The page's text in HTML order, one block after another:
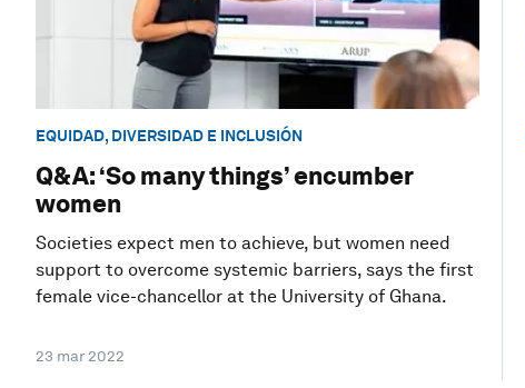
EQUIDAD, DIVERSIDAD E INCLUSIÓN
Q&A: ‘So many things’ encumber
women
Societies expect men to achieve, but women need
support to overcome systemic barriers, says the first
female vice-chancellor at the University of Ghana.
23 mar 2022